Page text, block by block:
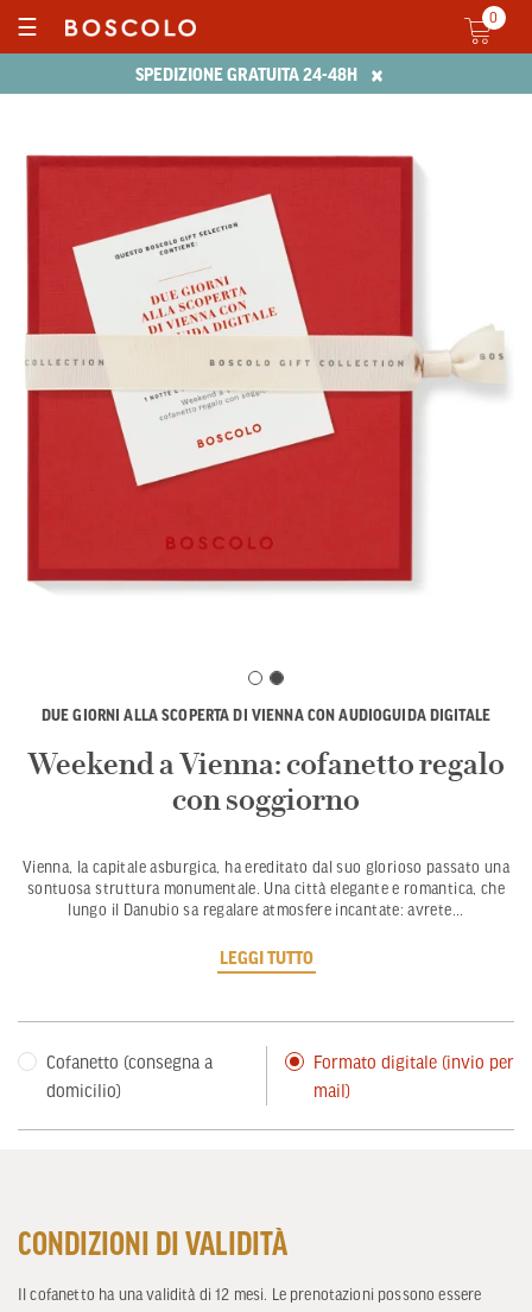
SPEDIZIONE GRATUITA 24-48H ×
☰ 0
DUE GIORNI ALLA SCOPERTA DI VIENNA CON AUDIOGUIDA DIGITALE
Weekend a Vienna: cofanetto regalo
con soggiorno
Vienna, la capitale asburgica, ha ereditato dal suo glorioso passato una
sontuosa struttura monumentale. Una città elegante e romantica, che
lungo il Danubio sa regalare atmosfere incantate: avrete
LEGGI TUTTO
Cofanetto (consegna a
domicilio)
Formato digitale (invio per
mail)
CONDIZIONI DI VALIDITÀ
Il cofanetto ha una validità di 12 mesi. Le prenotazioni possono essere